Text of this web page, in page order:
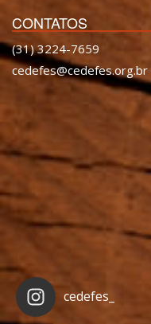
CONTATOS
(31) 3224-7659
cedefes@cedefes.org.br
cedefes_